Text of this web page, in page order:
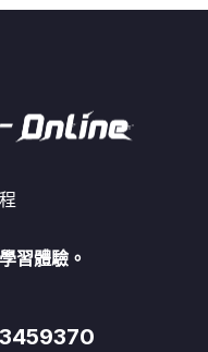
習體驗。